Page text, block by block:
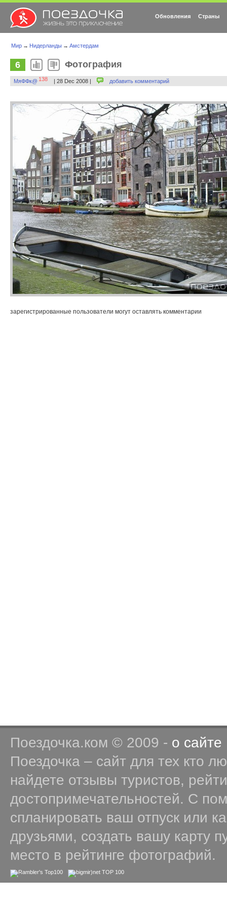
Обновления Страны
Мир → Нидерланды → Амстердам
6 Фотография
МяФФк@ 138 | 28 Dec 2008 | добавить комментарий
зарегистрированные пользователи могут оставлять комментарии
Поездочка.ком © 2009 - о сайте
Поездочка – сайт для тех кто
найдете отзывы туристов,
достопримечательностей. С
спланировать ваш отпуск или
друзьями, создать вашу карту
место в рейтинге фотографий.